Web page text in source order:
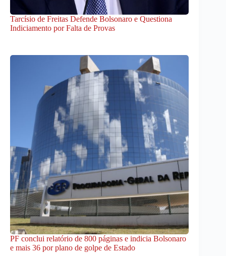
Tarcísio de Freitas Defende Bolsonaro e Questiona
Indiciamento por Falta de Provas
PF conclui relatório de 800 páginas e indicia Bolsonaro
e mais 36 por plano de golpe de Estado